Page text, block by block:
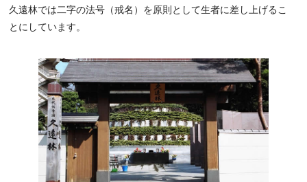
久遠林では二字の法号（戒名）を原則として生者に差し上げるこ
とにしています。